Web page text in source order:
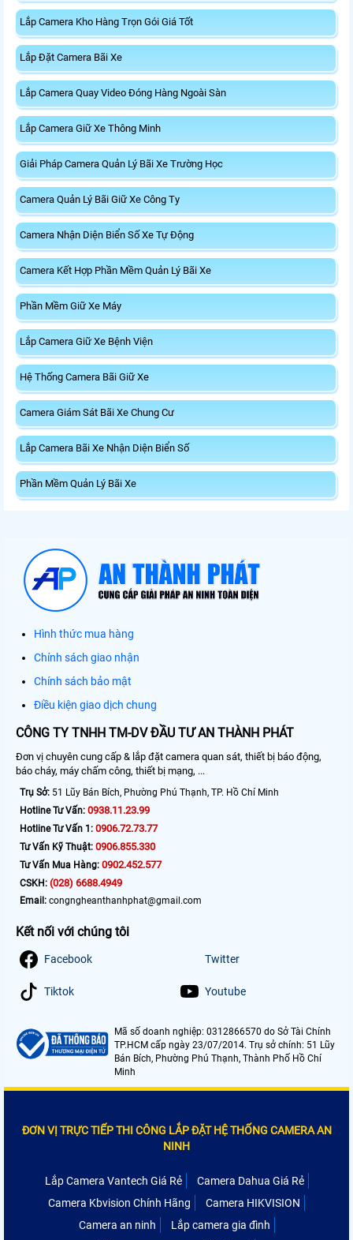
Lắp Camera Kho Hàng Trọn Gói Giá Tốt
Lắp Đặt Camera Bãi Xe
Lắp Camera Quay Video Đóng Hàng Ngoài Sàn
Lắp Camera Giữ Xe Thông Minh
Giải Pháp Camera Quản Lý Bãi Xe Trường Học
Camera Quản Lý Bãi Giữ Xe Công Ty
Camera Nhận Diện Biển Số Xe Tự Động
Camera Kết Hợp Phần Mềm Quản Lý Bãi Xe
Phần Mềm Giữ Xe Máy
Lắp Camera Giữ Xe Bệnh Viện
Hệ Thống Camera Bãi Giữ Xe
Camera Giám Sát Bãi Xe Chung Cư
Lắp Camera Bãi Xe Nhận Diện Biển Số
Phần Mềm Quản Lý Bãi Xe
Hình thức mua hàng
Chính sách giao nhận
Chính sách bảo mật
Điều kiện giao dịch chung
CÔNG TY TNHH TM-DV ĐẦU TƯ AN THÀNH PHÁT
Đơn vị chuyên cung cấp & lắp đặt camera quan sát, thiết bị báo động,
báo cháy, máy chấm công, thiết bị mạng, ...
Trụ Sở: 51 Lũy Bán Bích, Phường Phú Thạnh, TP. Hồ Chí Minh
Hotline Tư Vấn: 0938.11.23.99
Hotline Tư Vấn 1: 0906.72.73.77
Tư Vấn Kỹ Thuật: 0906.855.330
Tư Vấn Mua Hàng: 0902.452.577
CSKH: (028) 6688.4949
Email: congngheanthanhphat@gmail.com
Kết nối với chúng tôi
Facebook Twitter
Tiktok Youtube
Mã số doanh nghiệp: 0312866570 do Sở Tài Chính
TP.HCM cấp ngày 23/07/2014. Trụ sở chính: 51 Lũy
Bán Bích, Phường Phú Thạnh, Thành Phố Hồ Chí
Minh
ĐƠN VỊ TRỰC TIẾP THI CÔNG LẮP ĐẶT HỆ THỐNG CAMERA AN
NINH
Lắp Camera Vantech Giá Rẻ
Camera Dahua Giá Rẻ
Camera Kbvision Chính Hãng
Camera HIKVISION
Camera an ninh
Lắp camera gia đình